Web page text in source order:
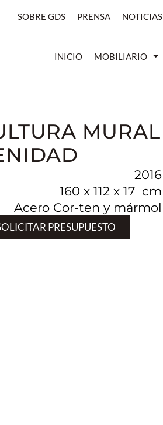
SOBRE GDS PRENSA NOTICIAS
INICIO MOBILIARIO
MURAL
2016
160 x 112 x 17 cm
Acero Cor-ten y mármol
PRESUPUESTO